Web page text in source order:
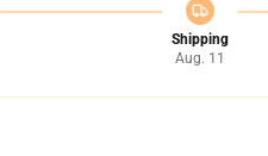
Shipping
Aug. 11